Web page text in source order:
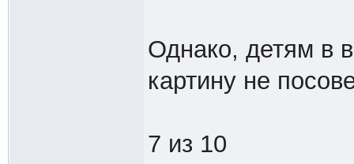
Однако, детям в
картину не
7 из 10